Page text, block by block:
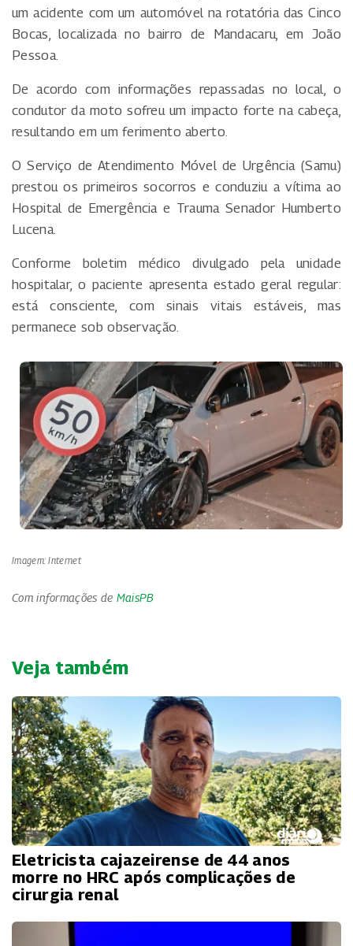
um acidente com um automóvel na rotatória das Cinco
Bocas, localizada no bairro de Mandacaru, em João
Pessoa.
De acordo com informações repassadas no local, o
condutor da moto sofreu um impacto forte na cabeça,
resultando em um ferimento aberto.
O Serviço de Atendimento Móvel de Urgência (Samu)
prestou os primeiros socorros e conduziu a vítima ao
Hospital de Emergência e Trauma Senador Humberto
Lucena.
Conforme boletim médico divulgado pela unidade
hospitalar, o paciente apresenta estado geral regular:
está consciente, com sinais vitais estáveis, mas
permanece sob observação.
Imagem: Internet
Com informações de MaisPB
Veja também
Eletricista cajazeirense de 44 anos
morre no HRC após complicações de
cirurgia renal